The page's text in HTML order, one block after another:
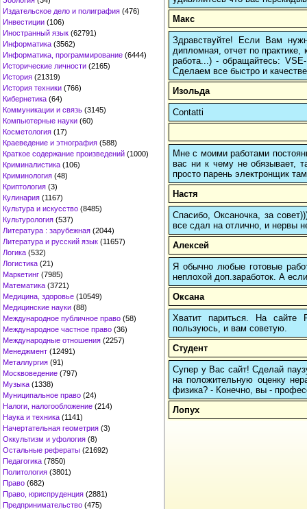
Издательское дело и полиграфия (476)
Инвестиции (106)
Иностранный язык (62791)
Информатика (3562)
Информатика, программирование (6444)
Исторические личности (2165)
История (21319)
История техники (766)
Кибернетика (64)
Коммуникации и связь (3145)
Компьютерные науки (60)
Косметология (17)
Краеведение и этнография (588)
Краткое содержание произведений (1000)
Криминалистика (106)
Криминология (48)
Криптология (3)
Кулинария (1167)
Культура и искусство (8485)
Культурология (537)
Литература : зарубежная (2044)
Литература и русский язык (11657)
Логика (532)
Логистика (21)
Маркетинг (7985)
Математика (3721)
Медицина, здоровье (10549)
Медицинские науки (88)
Международное публичное право (58)
Международное частное право (36)
Международные отношения (2257)
Менеджмент (12491)
Металлургия (91)
Москвоведение (797)
Музыка (1338)
Муниципальное право (24)
Налоги, налогообложение (214)
Наука и техника (1141)
Начертательная геометрия (3)
Оккультизм и уфология (8)
Остальные рефераты (21692)
Педагогика (7850)
Политология (3801)
Право (682)
Право, юриспруденция (2881)
Предпринимательство (475)
Макс
Здравствуйте! Если Вам
дипломная, отчет по
работа...) - обращайтесь:
Сделаем все быстро и
Изольда
Contatti
Мне с моими работами
вас ни к чему не обязывает,
просто парень электронщик
Настя
Спасибо, Оксаночка, за
все сдал на отлично, и нервы
Алексей
Я обычно любые готовые
неплохой доп.заработок. А
Оксана
Хватит париться. На
пользуюсь, и вам советую.
Студент
Супер у Вас сайт! Сделай
на положительную оценку
физика? - Конечно, вы -
Лопух